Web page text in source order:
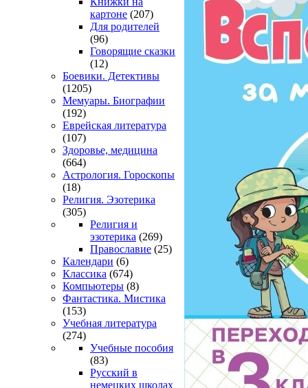
картоне (207)
Для родителей
(96)
Говорящие сказки
(12)
Боевики. Детективы
(1205)
Мемуары. Биографии
(192)
Еврейская литература
(107)
Здоровье, медицина
(664)
Астрология. Гороскопы
(18)
Религия. Эзотерика
(305)
Религия и
эзотерика (269)
Православие (25)
Календари (6)
Классика (674)
Компьютеры (8)
Фантастика. Мистика
(153)
Учебная литература
(274)
Учебные пособия
(83)
Русский в
немецких школах